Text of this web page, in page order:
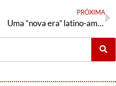
PRÓXIMA
Uma “nova era” latino-americana? A América Latina e a guerra na Ucrânia